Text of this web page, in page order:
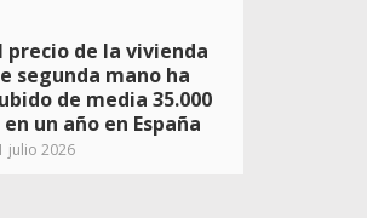
precio de la vivienda
segunda mano ha
de media 35.000
en un año en España
julio 2026